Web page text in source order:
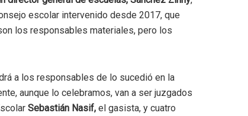
escolar intervenido desde 2017, que
los responsables materiales, pero los
a los responsables de lo sucedió en la
aunque lo celebramos, van a ser juzgados
Sebastián Nasif, el gasista, y cuatro